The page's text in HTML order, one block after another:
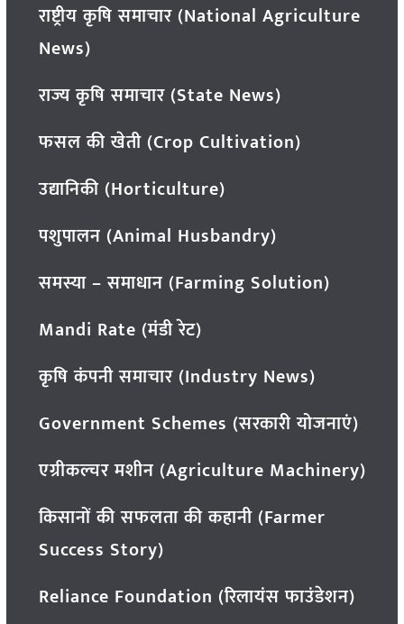
राष्ट्रीय कृषि समाचार (National Agriculture
News)
राज्य कृषि समाचार (State News)
फसल की खेती (Crop Cultivation)
उद्यानिकी (Horticulture)
पशुपालन (Animal Husbandry)
समस्या – समाधान (Farming Solution)
Mandi Rate (मंडी रेट)
कृषि कंपनी समाचार (Industry News)
Government Schemes (सरकारी योजनाएं)
एग्रीकल्चर मशीन (Agriculture Machinery)
किसानों की सफलता की कहानी (Farmer
Success Story)
Reliance Foundation (रिलायंस फाउंडेशन)